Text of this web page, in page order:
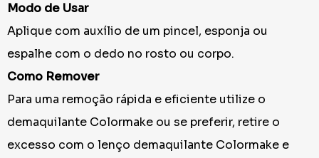
Modo de Usar
Aplique com auxílio de um pincel, esponja ou
espalhe com o dedo no rosto ou corpo.
Como Remover
Para uma remoção rápida e eficiente utilize o
demaquilante Colormake ou se preferir, retire o
excesso com o lenço demaquilante Colormake e